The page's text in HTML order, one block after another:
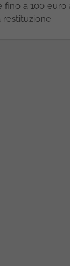
fino a 100 euro
restituzione